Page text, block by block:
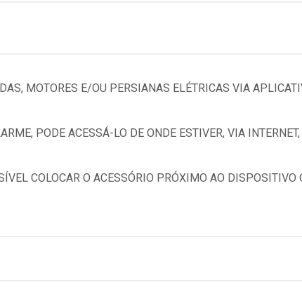
MOTORES E/OU PERSIANAS ELÉTRICAS VIA
PODE ACESSÁ-LO DE ONDE ESTIVER, VIA
COLOCAR O ACESSÓRIO PRÓXIMO AO DISPOSITIVO